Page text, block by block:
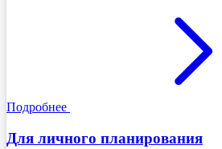
Подробнее
Для личного планирования